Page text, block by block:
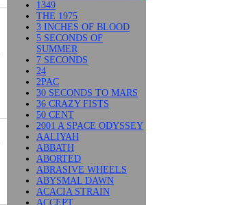
1349
THE 1975
3 INCHES OF BLOOD
5 SECONDS OF
SUMMER
7 SECONDS
24
2PAC
30 SECONDS TO MARS
36 CRAZY FISTS
50 CENT
2001 A SPACE ODYSSEY
AALIYAH
ABBATH
ABORTED
ABRASIVE WHEELS
ABYSMAL DAWN
ACACIA STRAIN
ACCEPT